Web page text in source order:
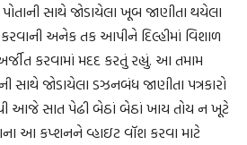
સાથે જોડાયેલા ખૂબ જાણીતા થયેલા
કરવાની અનેક તક આપીને દિલ્હીમાં વિશાળ
કરવામાં મદદ કરતું રહ્યું. આ તમામ
સાથે જોડાયેલા ડઝનબંધ જાણીતા પત્રકારો
આજે સાત પેઢી બેઠાં બેઠાં ખાય તોય ન ખૂટે
આ કપ્શનને વ્હાઇટ વૉશ કરવા માટે